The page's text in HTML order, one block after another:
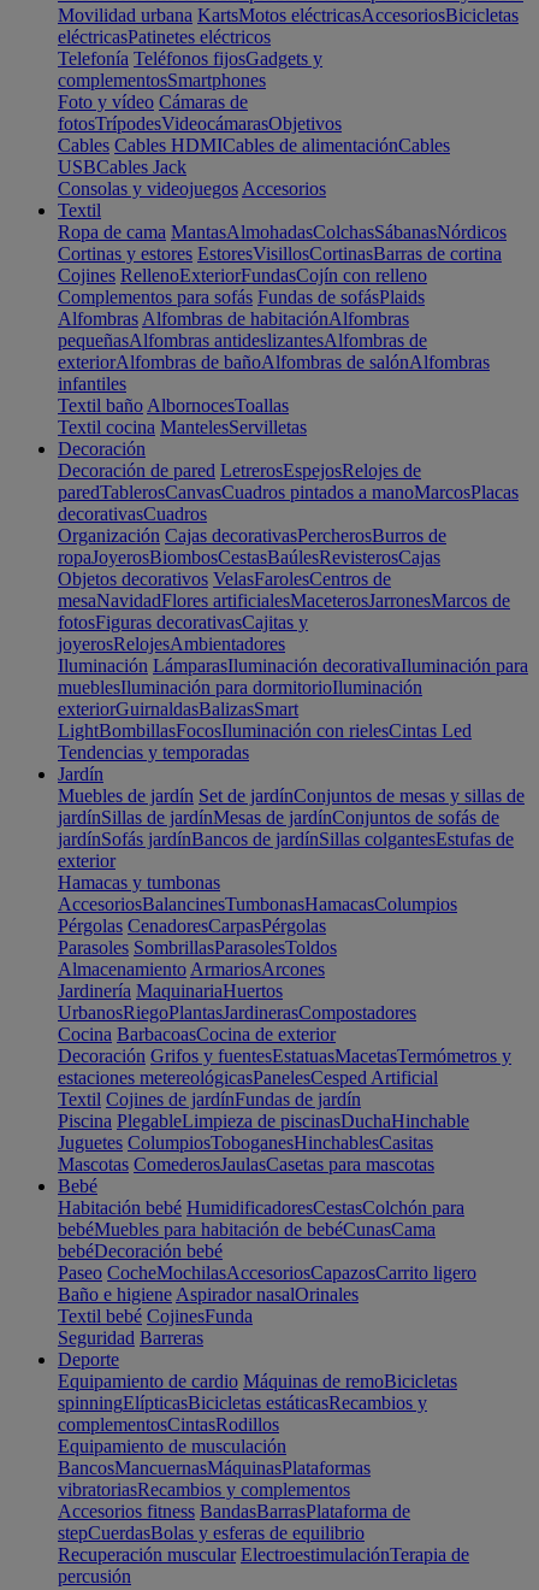
Movilidad urbana KartsMotos eléctricasAccesoriosBicicletas
eléctricasPatinetes eléctricos
Telefonía Teléfonos fijosGadgets y
complementosSmartphones
Foto y vídeo Cámaras de
fotosTrípodesVideocámarasObjetivos
Cables Cables HDMICables de alimentaciónCables
USBCables Jack
Consolas y videojuegos Accesorios
Textil
Ropa de cama MantasAlmohadasColchasSábanasNórdicos
Cortinas y estores EstoresVisillosCortinasBarras de cortina
Cojines RellenoExteriorFundasCojín con relleno
Complementos para sofás Fundas de sofásPlaids
Alfombras Alfombras de habitaciónAlfombras
pequeñasAlfombras antideslizantesAlfombras de
exteriorAlfombras de bañoAlfombras de salónAlfombras
infantiles
Textil baño AlbornocesToallas
Textil cocina MantelesServilletas
Decoración
Decoración de pared LetrerosEspejosRelojes de
paredTablerosCanvasCuadros pintados a manoMarcosPlacas
decorativasCuadros
Organización Cajas decorativasPercherosBurros de
ropaJoyerosBiombosCestasBaúlesRevisterosCajas
Objetos decorativos VelasFarolesCentros de
mesaNavidadFlores artificialesMaceterosJarronesMarcos de
fotosFiguras decorativasCajitas y
joyerosRelojesAmbientadores
Iluminación LámparasIluminación decorativaIluminación para
mueblesIluminación para dormitorioIluminación
exteriorGuirnaldasBalizasSmart
LightBombillasFocosIluminación con rielesCintas Led
Tendencias y temporadas
Jardín
Muebles de jardín Set de jardínConjuntos de mesas y sillas de
jardínSillas de jardínMesas de jardínConjuntos de sofás de
jardínSofás jardínBancos de jardínSillas colgantesEstufas de
exterior
Hamacas y tumbonas
AccesoriosBalancinesTumbonasHamacasColumpios
Pérgolas CenadoresCarpasPérgolas
Parasoles SombrillasParasolesToldos
Almacenamiento ArmariosArcones
Jardinería MaquinariaHuertos
UrbanosRiegoPlantasJardinerasCompostadores
Cocina BarbacoasCocina de exterior
Decoración Grifos y fuentesEstatuasMacetasTermómetros y
estaciones metereológicasPanelesCesped Artificial
Textil Cojines de jardínFundas de jardín
Piscina PlegableLimpieza de piscinasDuchaHinchable
Juguetes ColumpiosToboganesHinchablesCasitas
Mascotas ComederosJaulasCasetas para mascotas
Bebé
Habitación bebé HumidificadoresCestasColchón para
bebéMuebles para habitación de bebéCunasCama
bebéDecoración bebé
Paseo CocheMochilasAccesoriosCapazosCarrito ligero
Baño e higiene Aspirador nasalOrinales
Textil bebé CojinesFunda
Seguridad Barreras
Deporte
Equipamiento de cardio Máquinas de remoBicicletas
spinningElípticasBicicletas estáticasRecambios y
complementosCintasRodillos
Equipamiento de musculación
BancosMancuernasMáquinasPlataformas
vibratoriasRecambios y complementos
Accesorios fitness BandasBarrasPlataforma de
stepCuerdasBolas y esferas de equilibrio
Recuperación muscular ElectroestimulaciónTerapia de
percusión